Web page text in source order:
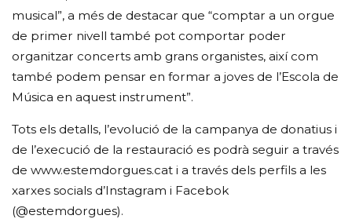
musical”, a més de destacar que “comptar a un orgue
de primer nivell també pot comportar poder
organitzar concerts amb grans organistes, així com
també podem pensar en formar a joves de l’Escola de
Música en aquest instrument”.
Tots els detalls, l’evolució de la campanya de donatius i
de l’execució de la restauració es podrà seguir a través
de www.estemdorgues.cat i a través dels perfils a les
xarxes socials d’Instagram i Facebok
(@estemdorgues).